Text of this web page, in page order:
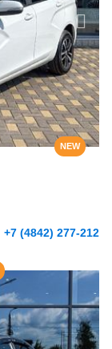
NEW
+7 (4842) 277-212